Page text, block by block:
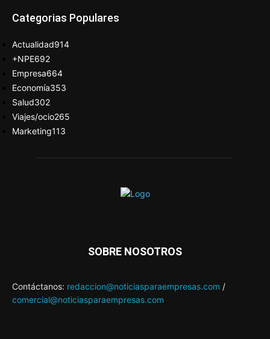
Categorias Populares
Actualidad914
+NPE692
Empresa664
Economía353
Salud302
Viajes/ocio265
Marketing113
SOBRE NOSOTROS
Contáctanos: redaccion@noticiasparaempresas.com /
comercial@noticiasparaempresas.com